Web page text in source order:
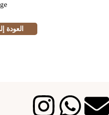
العودة